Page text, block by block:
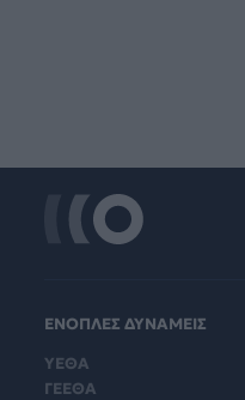
ΕΝΟΠΛΕΣ ΔΥΝΑΜΕΙΣ
ΥΕΘΑ
ΓΕΕΘΑ